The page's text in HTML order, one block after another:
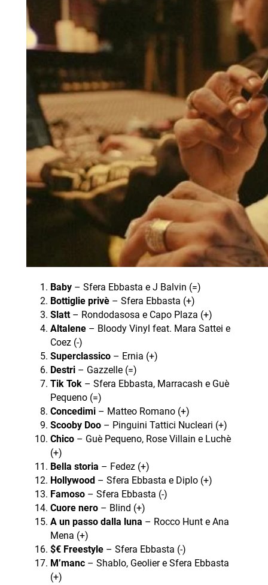
Baby – Sfera Ebbasta e J Balvin (=)
Bottiglie privè– Sfera Ebbasta (+)
Slatt – Rondodasosa e Capo Plaza (+)
Altalene – Bloody Vinyl feat. Mara Sattei e
Coez (-)
Superclassico – Ernia (+)
Destri – Gazzelle (=)
Tik Tok – Sfera Ebbasta, Marracash e Guè
Pequeno (=)
Concedimi– Matteo Romano (+)
Scooby Doo – Pinguini Tattici Nucleari (+)
Chico – Guè Pequeno, Rose Villain e Luchè
(+)
Bella storia – Fedez (+)
Hollywood – Sfera Ebbasta e Diplo (+)
Famoso – Sfera Ebbasta (-)
Cuore nero – Blind (+)
A un passo dalla luna – Rocco Hunt e Ana
Mena (+)
$€ Freestyle – Sfera Ebbasta (-)
M’manc – Shablo, Geolier e Sfera Ebbasta
(+)